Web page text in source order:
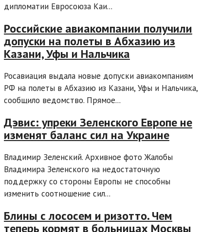
дипломатии Евросоюза Каи...
Российские авиакомпании получили
допуски на полеты в Абхазию из
Казани, Уфы и Нальчика
Росавиация выдала новые допуски авиакомпаниям
РФ на полеты в Абхазию из Казани, Уфы и Нальчика,
сообщило ведомство. Прямое...
Дэвис: упреки Зеленского Европе не
изменят баланс сил на Украине
Владимир Зеленский. Архивное фото Жалобы
Владимира Зеленского на недостаточную
поддержку со стороны Европы не способны
изменить соотношение сил...
Блины с лососем и ризотто. Чем
теперь кормят в больницах Москвы